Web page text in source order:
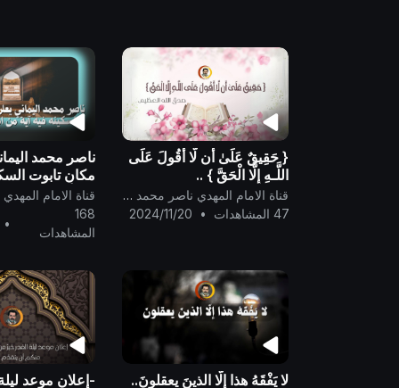
{ حَقِيقٌ عَلَىٰ أَن لَّا أَقُولَ عَلَى
اللَّـهِ إِلَّا الْحَقَّ } ..
قناة الامام المهدي ناصر محمد اليماني
47 المشاهدات
•
2024/11/20
ناصر محمد
مكان تابوت
مِن أنفسهم
168
المشاهدات
•
لا يَفْقَهُ هذا إلّا الذينَ يعقلونَ.. -إعلان موعد